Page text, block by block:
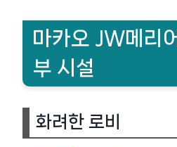
마카오 JW메리
부 시설
화려한 로비